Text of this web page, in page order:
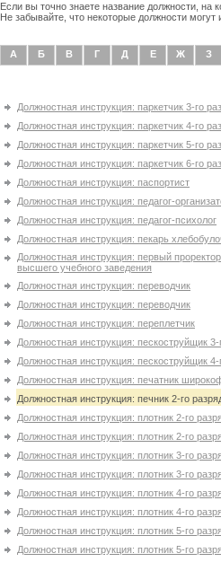
Если вы точно знаете название должности,
Не забывайте, что некоторые должности
А Б В Г Д Е Ж З
Должностная инструкция: паркетчик 3-го
Должностная инструкция: паркетчик 4-го
Должностная инструкция: паркетчик 5-го
Должностная инструкция: паркетчик 6-го
Должностная инструкция: паспортист
Должностная инструкция: педагог-
Должностная инструкция: педагог-психолог
Должностная инструкция: пекарь
Должностная инструкция: первый
высшего учебного заведения
Должностная инструкция: переводчик
Должностная инструкция: переводчик
Должностная инструкция: переплетчик
Должностная инструкция: пескоструйщик 3-
Должностная инструкция: пескоструйщик 4-
Должностная инструкция: печатник
Должностная инструкция: печник 2-го
Должностная инструкция: плотник 2-го
Должностная инструкция: плотник 2-го
Должностная инструкция: плотник 3-го
Должностная инструкция: плотник 3-го
Должностная инструкция: плотник 4-го
Должностная инструкция: плотник 4-го
Должностная инструкция: плотник 5-го
Должностная инструкция: плотник 5-го